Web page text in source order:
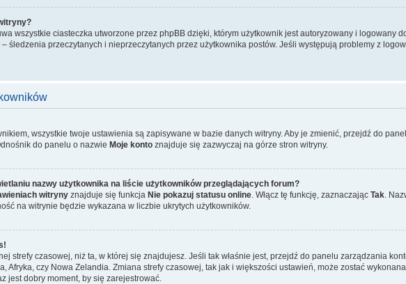
?
wszystkie ciasteczka utworzone przez phpBB dzięki, którym użytkownik jest autoryzowany i logowany
śledzenia przeczytanych i nieprzeczytanych przez użytkownika postów. Jeśli występują problemy z
wszystkie twoje ustawienia są zapisywane w bazie danych witryny. Aby je zmienić, przejdź do
do panelu o nazwie Moje konto znajduje się zazwyczaj na górze stron witryny.
nazwy użytkownika na liście użytkowników przeglądających forum?
witryny znajduje się funkcja Nie pokazuj statusu online . Włącz tę funkcję, zaznaczając Tak .
na witrynie będzie wykazana w liczbie ukrytych użytkowników.
strefy czasowej, niż ta, w której się znajdujesz. Jeśli tak właśnie jest, przejdź do panelu zarządzania
Afryka, czy Nowa Zelandia. Zmiana strefy czasowej, tak jak i większości ustawień, może zostać
jest dobry moment, by się zarejestrować.